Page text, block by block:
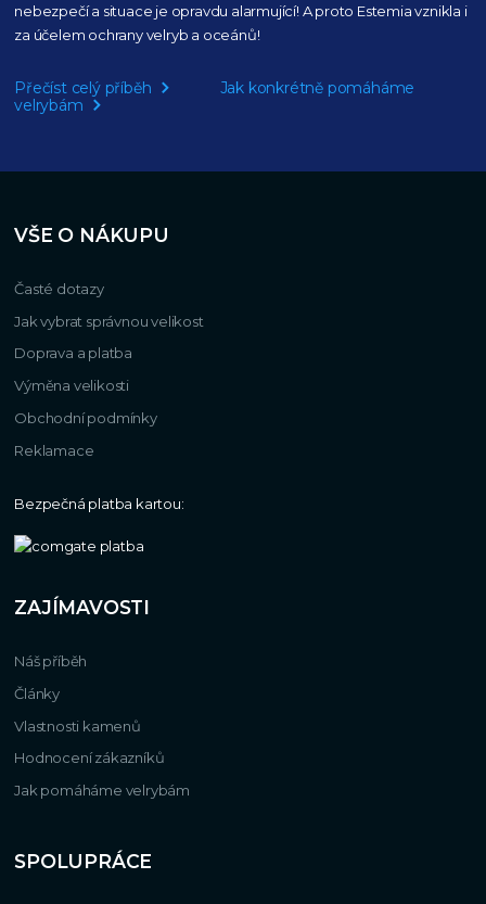
nebezpečí a situace je opravdu alarmující! A proto Estemia vznikla i
za účelem ochrany velryb a oceánů!
Přečíst celý příběh
Jak konkrétně pomáháme
velrybám
VŠE O NÁKUPU
Časté dotazy
Jak vybrat správnou velikost
Doprava a platba
Výměna velikosti
Obchodní podmínky
Reklamace
Bezpečná platba kartou:
ZAJÍMAVOSTI
Náš příběh
Články
Vlastnosti kamenů
Hodnocení zákazníků
Jak pomáháme velrybám
SPOLUPRÁCE